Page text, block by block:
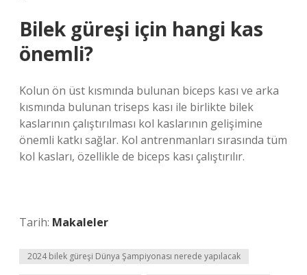
Bilek güreşi için hangi kas
önemli?
Kolun ön üst kısmında bulunan biceps kası ve arka
kısmında bulunan triseps kası ile birlikte bilek
kaslarının çalıştırılması kol kaslarının gelişimine
önemli katkı sağlar. Kol antrenmanları sırasında tüm
kol kasları, özellikle de biceps kası çalıştırılır.
Tarih: Makaleler
2024 bilek güreşi Dünya Şampiyonası nerede yapılacak